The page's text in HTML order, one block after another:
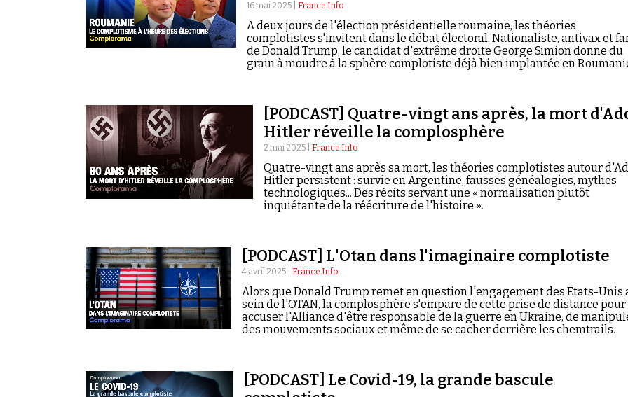
16 mai 2025 | France Info
À deux jours de l'élection présidentielle roumaine, les théories
complotistes s'invitent dans le débat électoral. Nationaliste, antivax et
de Donald Trump, le candidat d'extrême droite George Simion donne du
grain à moudre à la sphère complotiste déjà bien implantée en
[PODCAST] Quatre-vingt ans après, la mort
Hitler réveille la complosphère
2 mai 2025 | France Info
Quatre-vingt ans après sa mort, les théories complotistes autour
Hitler persistent : survie en Argentine, fausses généalogies, mythes
technologiques... Des récits servant une « normalisation plutôt
inquiétante de la réécriture de l'histoire ».
[PODCAST] L'Otan dans l'imaginaire complotiste
4 avril 2025 | France Info
Alors que Donald Trump remet en question l'engagement des États-Unis
sein de l'OTAN, la complosphère s'empare de cette prise de distance pour
accuser l'Alliance d'être responsable de la guerre en Ukraine, de
des mouvements sociaux et même de se cacher derrière les chemtrails.
[PODCAST] Le Covid-19, la grande bascule